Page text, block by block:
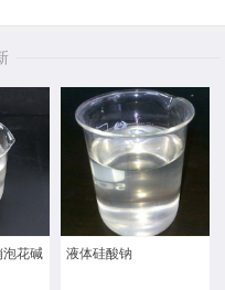
花碱 液体硅酸钠